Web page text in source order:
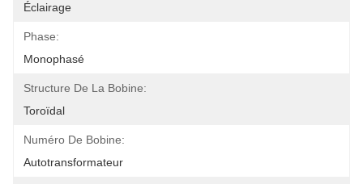
Éclairage
Phase:
Monophasé
Structure De La Bobine:
Toroïdal
Numéro De Bobine:
Autotransformateur